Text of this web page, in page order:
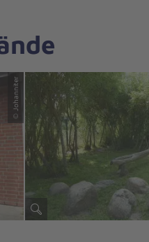
© Johanniter